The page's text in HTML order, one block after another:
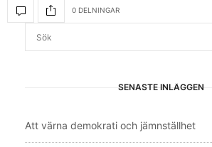
0 DELNINGAR
SENASTE INLÄGGEN
Att värna demokrati och jämnställhet